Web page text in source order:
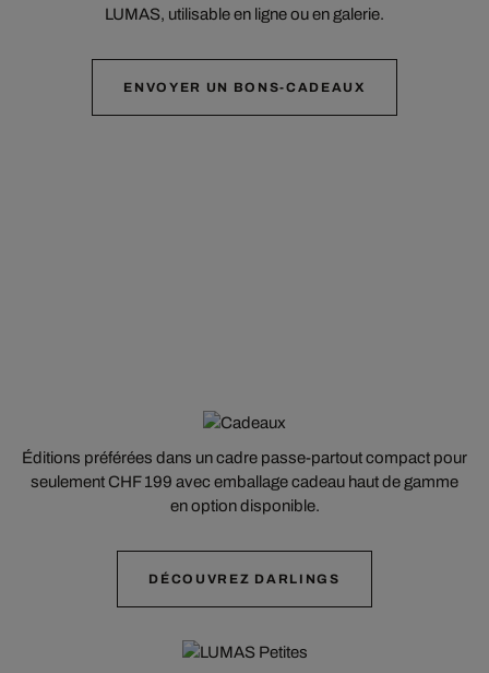
LUMAS, utilisable en ligne ou en galerie.
ENVOYER UN BONS-CADEAUX
Éditions préférées dans un cadre passe-partout compact pour
seulement CHF 199 avec emballage cadeau haut de gamme
en option disponible.
DÉCOUVREZ DARLINGS